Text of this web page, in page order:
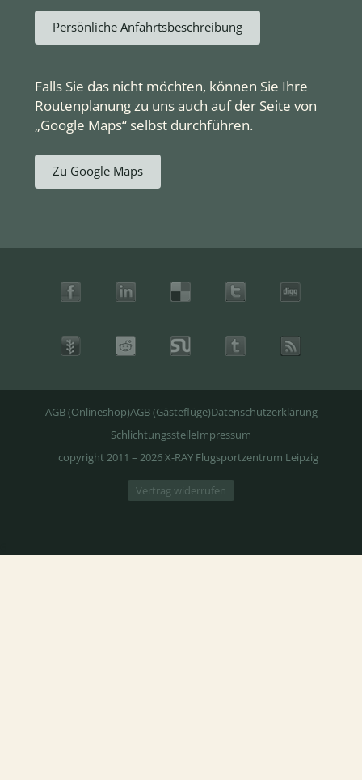
Persönliche Anfahrtsbeschreibung
Falls Sie das nicht möchten, können Sie Ihre
Routenplanung zu uns auch auf der Seite von
„Google Maps“ selbst durchführen.
Zu Google Maps
AGB (Onlineshop)AGB (Gästeflüge)Datenschutzerklärung
SchlichtungsstelleImpressum
copyright 2011 – 2026 X-RAY Flugsportzentrum Leipzig
Vertrag widerrufen